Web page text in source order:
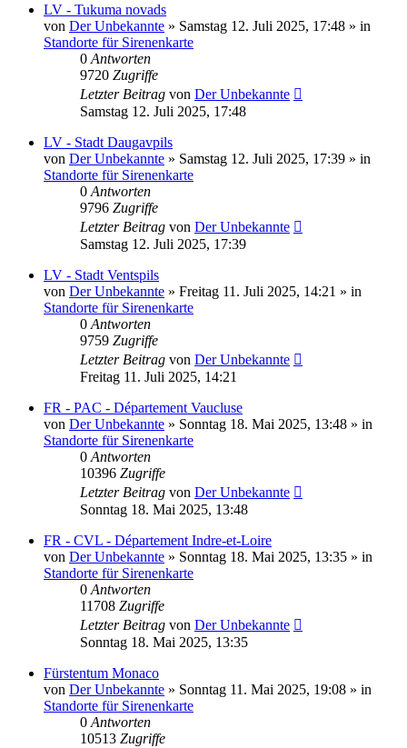
LV - Tukuma novads
von Der Unbekannte » Samstag 12. Juli 2025, 17:48 » in
Standorte für Sirenenkarte
0 Antworten
9720 Zugriffe
Letzter Beitrag von Der Unbekannte
Samstag 12. Juli 2025, 17:48
LV - Stadt Daugavpils
von Der Unbekannte » Samstag 12. Juli 2025, 17:39 » in
Standorte für Sirenenkarte
0 Antworten
9796 Zugriffe
Letzter Beitrag von Der Unbekannte
Samstag 12. Juli 2025, 17:39
LV - Stadt Ventspils
von Der Unbekannte » Freitag 11. Juli 2025, 14:21 » in
Standorte für Sirenenkarte
0 Antworten
9759 Zugriffe
Letzter Beitrag von Der Unbekannte
Freitag 11. Juli 2025, 14:21
FR - PAC - Département Vaucluse
von Der Unbekannte » Sonntag 18. Mai 2025, 13:48 » in
Standorte für Sirenenkarte
0 Antworten
10396 Zugriffe
Letzter Beitrag von Der Unbekannte
Sonntag 18. Mai 2025, 13:48
FR - CVL - Département Indre-et-Loire
von Der Unbekannte » Sonntag 18. Mai 2025, 13:35 » in
Standorte für Sirenenkarte
0 Antworten
11708 Zugriffe
Letzter Beitrag von Der Unbekannte
Sonntag 18. Mai 2025, 13:35
Fürstentum Monaco
von Der Unbekannte » Sonntag 11. Mai 2025, 19:08 » in
Standorte für Sirenenkarte
0 Antworten
10513 Zugriffe